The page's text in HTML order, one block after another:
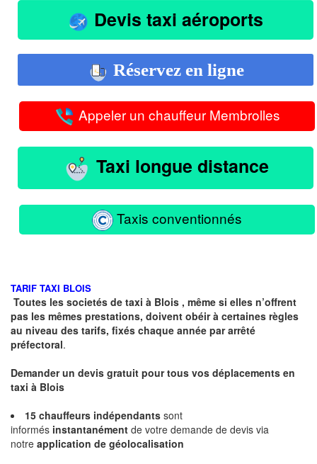
Devis taxi aéroports
Réservez en ligne
Appeler un chauffeur Membrolles
Taxi longue distance
Taxis conventionnés
TARIF TAXI BLOIS
Toutes les societés de taxi à Blois , même si elles n’offrent
pas les mêmes prestations, doivent obéir à certaines règles
au niveau des tarifs, fixés chaque année par arrêté
préfectoral.
Demander un devis gratuit pour tous vos déplacements en
taxi à Blois
15 chauffeurs indépendants sont
informés instantanément de votre demande de devis via
notre application de géolocalisation